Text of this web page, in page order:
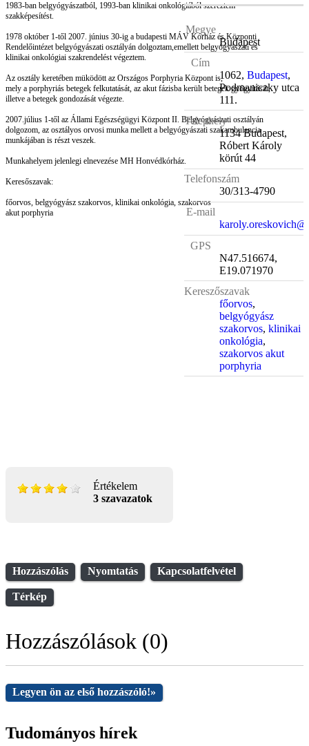
1983-ban belgyógyászatból, 1993-ban klinikai onkológiából szereztem
szakképesítést.
1978 október 1-től 2007. június 30-ig a budapesti MÁV Kórház és Központi
Rendelőintézet belgyógyászati osztályán dolgoztam,emellett belgyógyászati és
klinikai onkológiai szakrendelést végeztem.
Az osztály keretében müködött az Országos Porphyria Központ is,
mely a porphyriás betegek felkutatását, az akut fázisba került betegek gyógyítását,
illetve a betegek gondozását végezte.
2007.július 1-től az Állami Egészségügyi Központ II. Belgyógyászati osztályán
dolgozom, az osztályos orvosi munka mellett a belgyógyászati szakambulancia
munkájában is részt veszek.
Munkahelyem jelenlegi elnevezése MH Honvédkórház.
Keresőszavak:
főorvos, belgyógyász szakorvos, klinikai onkológia, szakorvos
akut porphyria
Értékelem
3 szavazatok
Megye
Budapest
Cím
1062, Budapest,
Podmaniczky utca
111.
Telephely
1134 Budapest,
Róbert Károly
körút 44
Telefonszám
30/313-4790
E-mail
GPS
N47.516674,
E19.071970
Kereszőszavak
főorvos,
belgyógyász
szakorvos, klinikai
onkológia,
szakorvos akut
porphyria
Hozzászólás Nyomtatás Kapcsolatfelvétel
Térkép
Hozzászólások (0)
Legyen ön az első hozzászóló!»
Tudományos hírek